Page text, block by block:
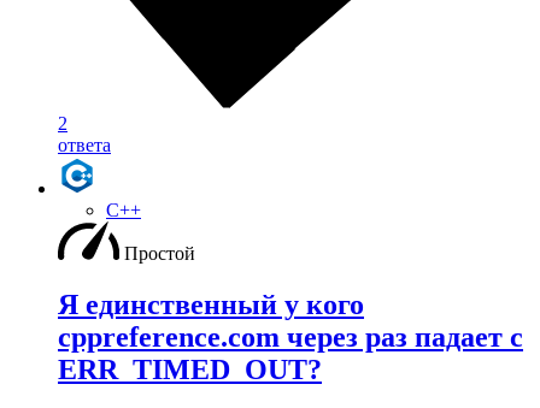
2
ответа
C++
Простой
Я единственный у кого
cppreference.com через раз падает с
ERR_TIMED_OUT?